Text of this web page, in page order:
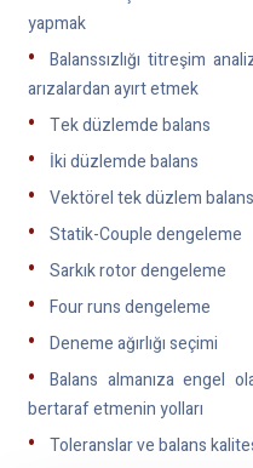
yapmak
Balanssızlığı titreşim
arızalardan ayırt etmek
Tek düzlemde balans
İki düzlemde balans
Vektörel tek düzlem balans
Statik-Couple dengeleme
Sarkık rotor dengeleme
Four runs dengeleme
Deneme ağırlığı seçimi
Balans almanıza engel
bertaraf etmenin yolları
Toleranslar ve balans